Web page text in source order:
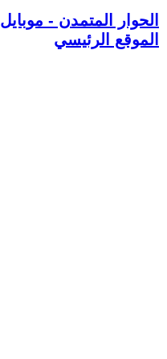
الحوار المتمدن - موبايل
الموقع الرئيسي